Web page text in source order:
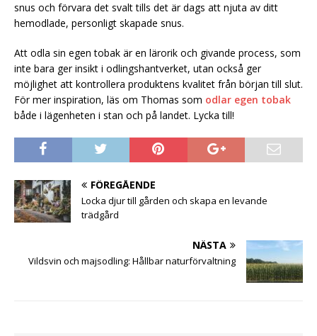
snus och förvara det svalt tills det är dags att njuta av ditt
hemodlade, personligt skapade snus.
Att odla sin egen tobak är en lärorik och givande process, som
inte bara ger insikt i odlingshantverket, utan också ger
möjlighet att kontrollera produktens kvalitet från början till slut.
För mer inspiration, läs om Thomas som odlar egen tobak
både i lägenheten i stan och på landet. Lycka till!
FÖREGÅENDE
Locka djur till gården och skapa en levande
trädgård
NÄSTA
Vildsvin och majsodling: Hållbar naturförvaltning